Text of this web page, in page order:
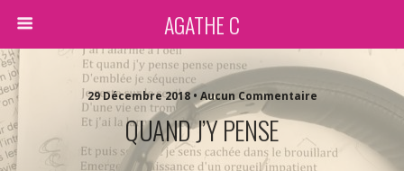
AGATHE C
29 Décembre 2018 • Aucun Commentaire
QUAND J’Y PENSE